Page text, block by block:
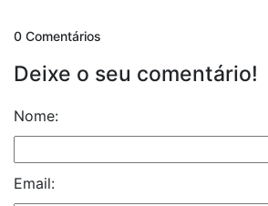
0 Comentários
Deixe o seu comentário!
Nome:
Email: